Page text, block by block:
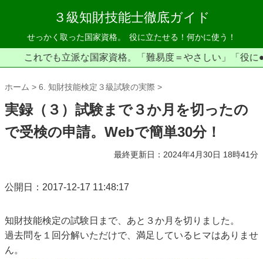
３級知財技能士徹底ガイド
せっかく取った国家資格。 役に立たせる！何かに使う！
れでも立派な国家資格。「難易度＝やさしい」「役に●●●い
ホーム 6. 知財技能検定３級試験の実際
実録（３）試験まで３か月を切ったの
で受検の申請。Webで簡単30分！
最終更新日：2024年4月30日 18時41分
公開日：2017-12-17 11:48:17
知財技能検定の試験日まで、あと３か月を切りました。
過去問を１回分解いただけで、満足しているヒマはありませ
ん。